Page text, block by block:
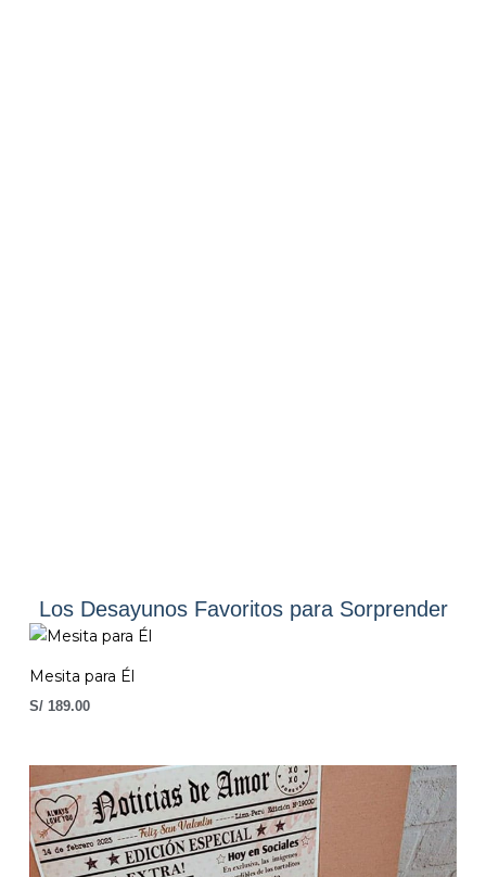
VER
PRODUCTOS
Los Desayunos Favoritos para Sorprender
Mesita para Él
S/189.00